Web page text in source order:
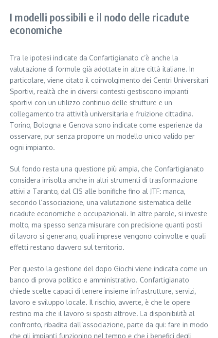
I modelli possibili e il nodo delle ricadute
economiche
Tra le ipotesi indicate da Confartigianato c’è anche la
valutazione di formule già adottate in altre città italiane. In
particolare, viene citato il coinvolgimento dei Centri Universitari
Sportivi, realtà che in diversi contesti gestiscono impianti
sportivi con un utilizzo continuo delle strutture e un
collegamento tra attività universitaria e fruizione cittadina.
Torino, Bologna e Genova sono indicate come esperienze da
osservare, pur senza proporre un modello unico valido per
ogni impianto.
Sul fondo resta una questione più ampia, che Confartigianato
considera irrisolta anche in altri strumenti di trasformazione
attivi a Taranto, dal CIS alle bonifiche fino al JTF: manca,
secondo l’associazione, una valutazione sistematica delle
ricadute economiche e occupazionali. In altre parole, si investe
molto, ma spesso senza misurare con precisione quanti posti
di lavoro si generano, quali imprese vengono coinvolte e quali
effetti restano davvero sul territorio.
Per questo la gestione del dopo Giochi viene indicata come un
banco di prova politico e amministrativo. Confartigianato
chiede scelte capaci di tenere insieme infrastrutture, servizi,
lavoro e sviluppo locale. Il rischio, avverte, è che le opere
restino ma che il lavoro si sposti altrove. La disponibilità al
confronto, ribadita dall’associazione, parte da qui: fare in modo
che gli impianti funzionino nel tempo e che i benefici degli